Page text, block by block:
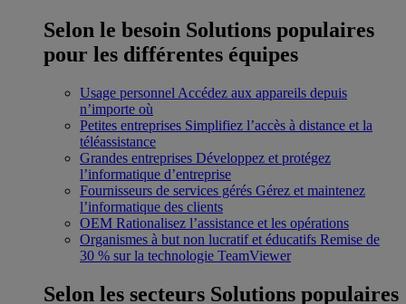
Selon le besoin Solutions populaires
pour les différentes équipes
Usage personnel Accédez aux appareils depuis
n’importe où
Petites entreprises Simplifiez l’accès à distance et la
téléassistance
Grandes entreprises Développez et protégez
l’informatique d’entreprise
Fournisseurs de services gérés Gérez et maintenez
l’informatique des clients
OEM Rationalisez l’assistance et les opérations
Organismes à but non lucratif et éducatifs Remise de
30 % sur la technologie TeamViewer
Selon les secteurs Solutions populaires